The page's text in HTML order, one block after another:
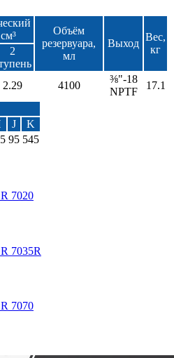
Объём
резервуара,
мл
Выход
Вес,
кг
2
2.29 4100
⅜"-18
NPTF
17.1
J
K
95 545